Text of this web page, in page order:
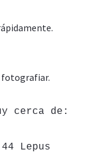
fotografiar.
de: